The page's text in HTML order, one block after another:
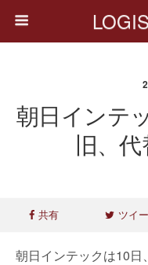
朝日インテ
旧、
共有 ツイ
朝日インテックは10